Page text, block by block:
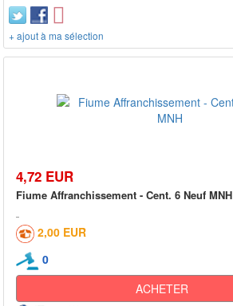
+ ajout à ma sélection
4,72 EUR
Fiume Affranchissement - Cent. 6 Neuf MNH
2,00 EUR
0
ACHETER